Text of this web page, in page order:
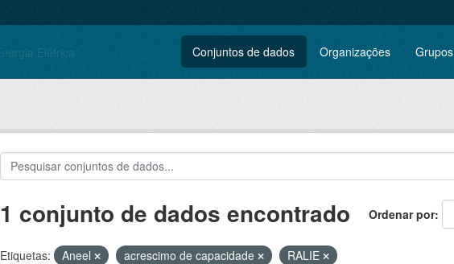
Conjuntos de dados Organizações Grupos
Ordenar por
1 conjunto de dados encontrado
Etiquetas: Aneel acrescimo de capacidade
RALIE